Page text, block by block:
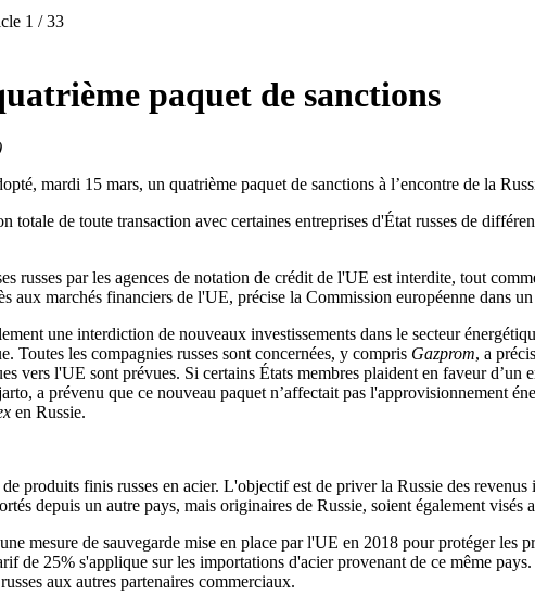
1 / 33
paquet de sanctions
mardi 15 mars, un quatrième paquet de sanctions à l’encontre de la
totale de toute transaction avec certaines entreprises d'État russes de
russes par les agences de notation de crédit de l'UE est interdite, tout
aux marchés financiers de l'UE, précise la Commission européenne dans
une interdiction de nouveaux investissements dans le secteur
Toutes les compagnies russes sont concernées, y compris Gazprom, a
vers l'UE sont prévues. Si certains États membres plaident en faveur
a prévenu que ce nouveau paquet n’affectait pas l'approvisionnement
en Russie.
produits finis russes en acier. L'objectif est de priver la Russie des
depuis un autre pays, mais originaires de Russie, soient également visés
mesure de sauvegarde mise en place par l'UE en 2018 pour protéger les
de 25% s'applique sur les importations d'acier provenant de ce même
aux autres partenaires commerciaux.